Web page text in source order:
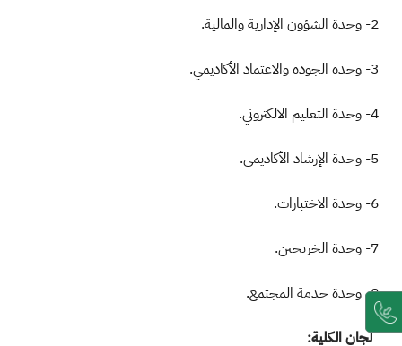
2- وحدة الشؤون الإدارية والمالية.
3- وحدة الجودة والاعتماد الأكاديمي.
4- وحدة التعليم الالكتروني.
5- وحدة الإرشاد الأكاديمي.
6- وحدة الاختبارات.
7- وحدة الخريجين.
8- وحدة خدمة المجتمع.
لجان الكلية: